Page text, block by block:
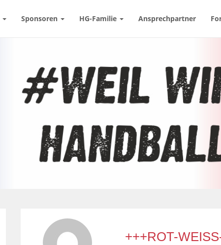
Sponsoren HG-Familie Ansprechpartner
+++ROT-